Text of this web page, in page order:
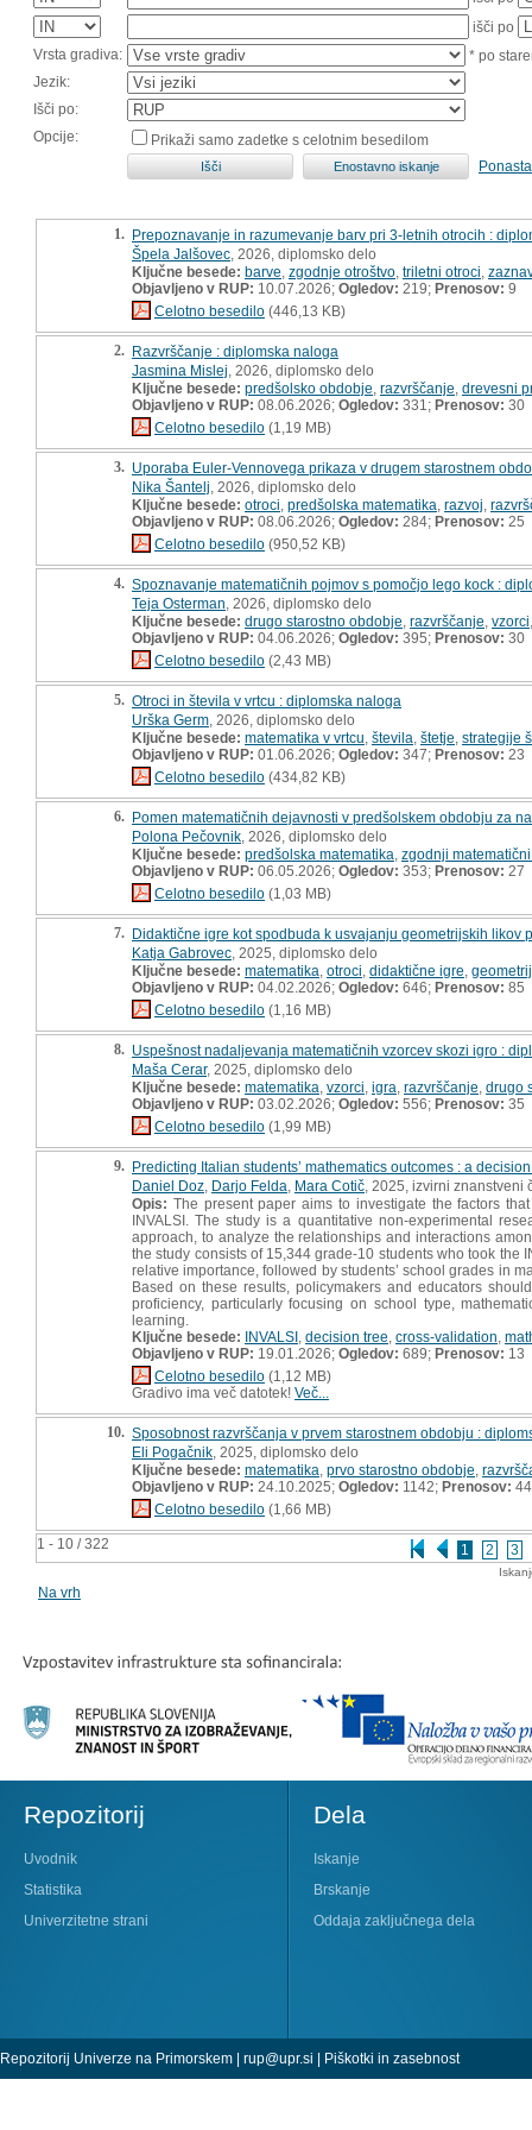
išči po
Vrsta gradiva:
* po
Jezik:
Išči po:
Opcije:
Prikaži samo zadetke s celotnim besedilom
1 - 10 / 322 1 2 3
1. Prepoznavanje in razumevanje barv pri 3-letnih otrocih :
Špela Jalšovec , 2026, diplomsko delo
Ključne besede: barve zgodnje otroštvo triletni otroci
Objavljeno v RUP: 10.07.2026; Ogledov: 219; Prenosov: 9
Celotno besedilo (446,13 KB)
2. Razvrščanje : diplomska naloga
Jasmina Mislej , 2026, diplomsko delo
Ključne besede: predšolsko obdobje razvrščanje drevesni
Objavljeno v RUP: 08.06.2026; Ogledov: 331; Prenosov: 30
Celotno besedilo (1,19 MB)
3. Uporaba Euler-Vennovega prikaza v drugem starostnem
Nika Šantelj , 2026, diplomsko delo
Ključne besede: otroci predšolska matematika razvoj
Objavljeno v RUP: 08.06.2026; Ogledov: 284; Prenosov: 25
Celotno besedilo (950,52 KB)
4. Spoznavanje matematičnih pojmov s pomočjo lego kock :
Teja Osterman , 2026, diplomsko delo
Ključne besede: drugo starostno obdobje razvrščanje vzorci
Objavljeno v RUP: 04.06.2026; Ogledov: 395; Prenosov: 30
Celotno besedilo (2,43 MB)
5. Otroci in števila v vrtcu : diplomska naloga
Urška Germ , 2026, diplomsko delo
Ključne besede: matematika v vrtcu števila štetje strategije
Objavljeno v RUP: 01.06.2026; Ogledov: 347; Prenosov: 23
Celotno besedilo (434,82 KB)
6. Pomen matematičnih dejavnosti v predšolskem obdobju za
Polona Pečovnik , 2026, diplomsko delo
Ključne besede: predšolska matematika zgodnji
Objavljeno v RUP: 06.05.2026; Ogledov: 353; Prenosov: 27
Celotno besedilo (1,03 MB)
7. Didaktične igre kot spodbuda k usvajanju geometrijskih likov
Katja Gabrovec , 2025, diplomsko delo
Ključne besede: matematika otroci didaktične igre
Objavljeno v RUP: 04.02.2026; Ogledov: 646; Prenosov: 85
Celotno besedilo (1,16 MB)
8. Uspešnost nadaljevanja matematičnih vzorcev skozi igro :
Maša Cerar, 2025, diplomsko delo
Ključne besede: matematika vzorci igra razvrščanje drugo
Objavljeno v RUP: 03.02.2026; Ogledov: 556; Prenosov: 35
Celotno besedilo (1,99 MB)
9. Predicting Italian students’ mathematics outcomes : a
Daniel Doz Darjo Felda Mara Cotič , 2025, izvirni znanstveni
Opis: The present paper aims to investigate the factors
INVALSI. The study is a quantitative non-experimental
approach, to analyze the relationships and interactions
the study consists of 15,344 grade-10 students who took the
relative importance, followed by students’ school grades in
Based on these results, policymakers and educators
proficiency, particularly focusing on school type,
learning.
Ključne besede: INVALSI decision tree cross-validation
Objavljeno v RUP: 19.01.2026; Ogledov: 689; Prenosov: 13
Celotno besedilo (1,12 MB)
Gradivo ima več datotek! Več...
10. Sposobnost razvrščanja v prvem starostnem obdobju :
Eli Pogačnik , 2025, diplomsko delo
Ključne besede: matematika prvo starostno obdobje
Objavljeno v RUP: 24.10.2025; Ogledov: 1142; Prenosov: 44
Celotno besedilo (1,66 MB)
Na vrh
Repozitorij
Uvodnik
Statistika
Univerzitetne strani
Dela
Iskanje
Brskanje
Oddaja zaključnega dela
Repozitorij Univerze na Primorskem | rup@upr.si | Piškotki in zasebnost